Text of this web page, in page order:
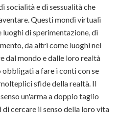
socialità e di sessualità che
Questi mondi virtuali
luoghi di sperimentazione, di
da altri come luoghi nei
dal mondo e dalle loro realtà
obbligati a fare i conti con se
sfide della realtà. Il
un'arma a doppio taglio
di cercare il senso della loro vita